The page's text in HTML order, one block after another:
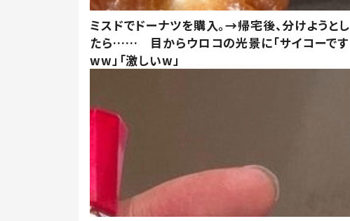
ミスドでドーナツを購入。→帰宅後、分けようとし
たら…… 目からウロコの光景に「サイコーです
ww」「激しいw」